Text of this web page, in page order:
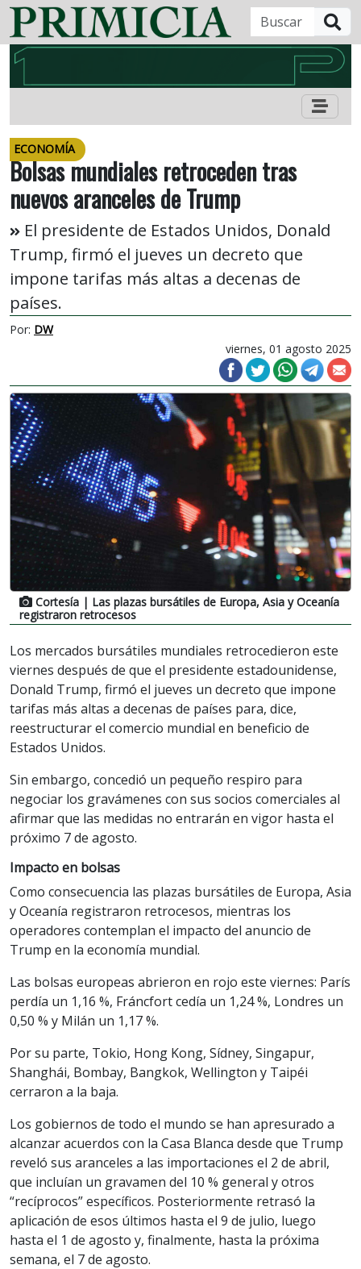
ECONOMÍA
Bolsas mundiales retroceden tras
nuevos aranceles de Trump
El presidente de Estados Unidos, Donald
Trump, firmó el jueves un decreto que
impone tarifas más altas a decenas de
países.
Por: DW
viernes, 01 agosto 2025
Cortesía | Las plazas bursátiles de Europa, Asia y Oceanía
registraron retrocesos
Los mercados bursátiles mundiales retrocedieron este
viernes después de que el presidente estadounidense,
Donald Trump, firmó el jueves un decreto que impone
tarifas más altas a decenas de países para, dice,
reestructurar el comercio mundial en beneficio de
Estados Unidos.
Sin embargo, concedió un pequeño respiro para
negociar los gravámenes con sus socios comerciales al
afirmar que las medidas no entrarán en vigor hasta el
próximo 7 de agosto.
Impacto en bolsas
Como consecuencia las plazas bursátiles de Europa, Asia
y Oceanía registraron retrocesos, mientras los
operadores contemplan el impacto del anuncio de
Trump en la economía mundial.
Las bolsas europeas abrieron en rojo este viernes: París
perdía un 1,16 %, Fráncfort cedía un 1,24 %, Londres un
0,50 % y Milán un 1,17 %.
Por su parte, Tokio, Hong Kong, Sídney, Singapur,
Shanghái, Bombay, Bangkok, Wellington y Taipéi
cerraron a la baja.
Los gobiernos de todo el mundo se han apresurado a
alcanzar acuerdos con la Casa Blanca desde que Trump
reveló sus aranceles a las importaciones el 2 de abril,
que incluían un gravamen del 10 % general y otros
“recíprocos” específicos. Posteriormente retrasó la
aplicación de esos últimos hasta el 9 de julio, luego
hasta el 1 de agosto y, finalmente, hasta la próxima
semana, el 7 de agosto.